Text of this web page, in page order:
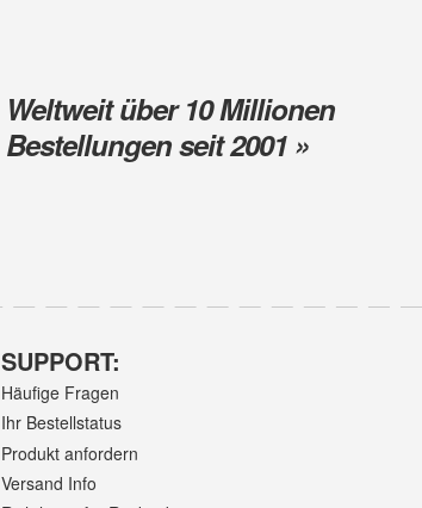
Weltweit über 10 Millionen
Bestellungen seit 2001 »
SUPPORT:
Häufige Fragen
Ihr Bestellstatus
Produkt anfordern
Versand Info